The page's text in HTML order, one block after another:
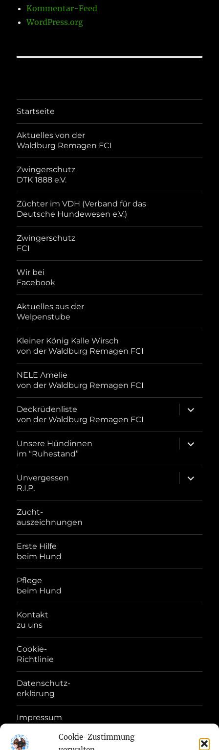
Cookie-Zustimmung
Kommentar-Feed
WordPress.org
Startseite
Aktuelles von der
Waldburg Remagen FCI
Zwingerschutz
DTK 1888 e.V.
Züchter im VDH (Verband für das
Deutsche Hundewesen e.V.)
Zwingerschutz
FCI
Wir bei
Facebook
Aktuelles aus der
Welpenstube
Kleiner König Kalle Wirsch
von der Waldburg Remagen FCI
NELE Amelie
von der Waldburg Remagen FCI
Deckrüdenliste
von der Waldburg Remagen FCI
öffnen
Unsere Hündinnen
im “Ruhestand”
öffnen
Unvergessen
R.I.P.
öffnen
Zucht-
auszeichnungen
Erste Hilfe
beim Hund
Pflege
beim Hund
Kontakt
zu uns
Cookie-
Richtlinie
Datenschutz-
erklärung
Impressum